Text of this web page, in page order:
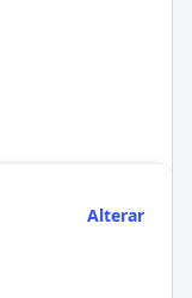
Alterar